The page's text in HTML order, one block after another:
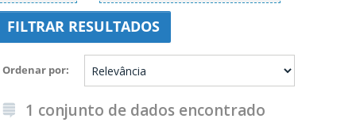
FILTRAR RESULTADOS
Ordenar por
1 conjunto de dados encontrado